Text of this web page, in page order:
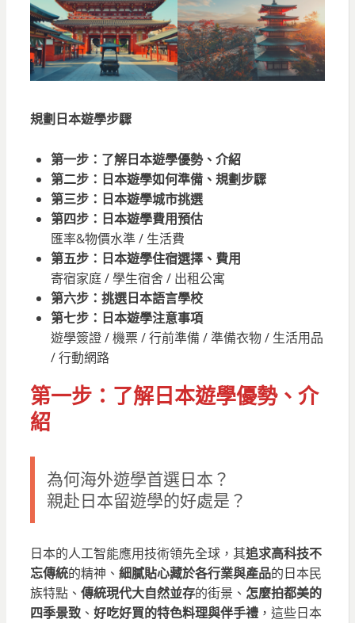
規劃日本遊學步驟
第一步： 了解日本遊學優勢、介紹
第二步：日本遊學如何準備、規劃步驟
第三步：日本遊學城市挑選
第四步：日本遊學費用預估
匯率&物價水準 / 生活費
第五步：日本遊學住宿選擇、費用
寄宿家庭 / 學生宿舍 / 出租公寓
第六步：挑選日本語言學校
第七步：日本遊學注意事項
遊學簽證 / 機票 / 行前準備 / 準備衣物 / 生活用品
/ 行動網路
第一步： 了解日本遊學優勢、介
紹
為何海外遊學首選日本？
親赴日本留遊學的好處是？
日本的人工智能應用技術領先全球，其追求高科技不
忘傳統的精神、 細膩貼心藏於各行業與產品的日本民
族特點、 傳統現代大自然並存的街景、 怎麼拍都美的
四季景致、 好吃好買的特色料理與伴手禮，這些日本